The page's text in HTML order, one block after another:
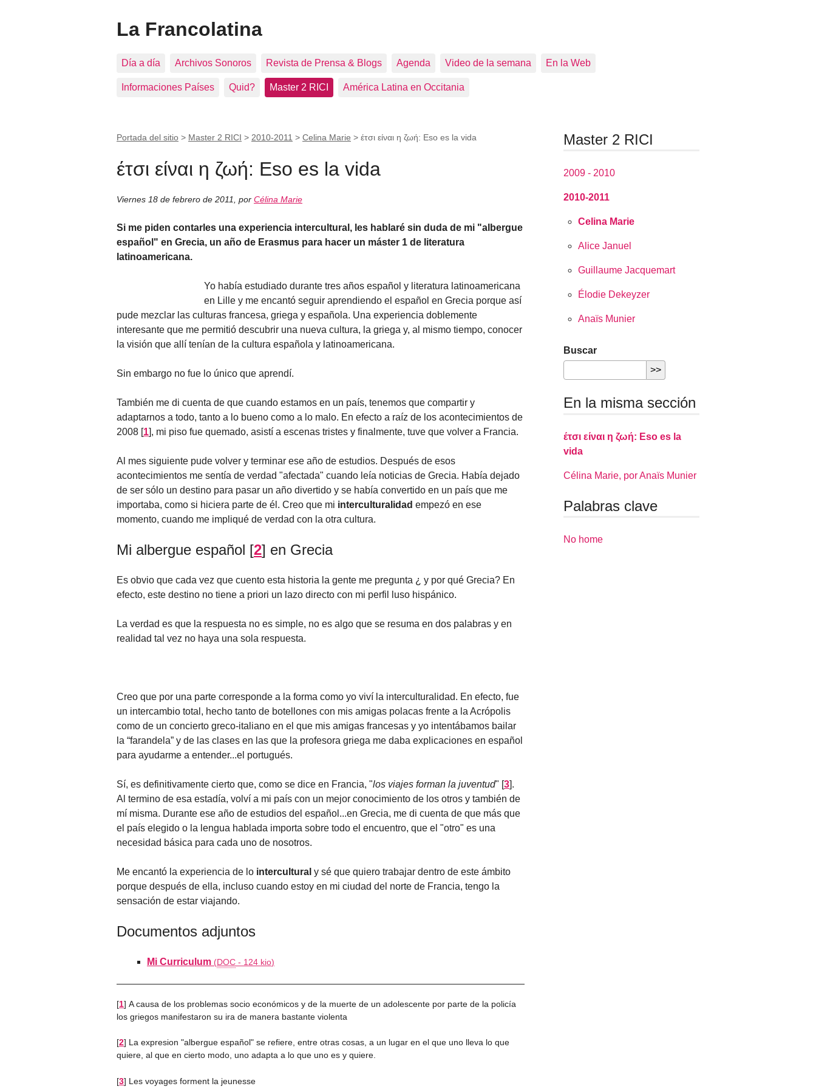
La Francolatina
Día a día Archivos Sonoros Revista de Prensa & Blogs Agenda Video de la semana En la Web
Informaciones Países Quid? Master 2 RICI América Latina en Occitania
Portada del sitio > Master 2 RICI > 2010-2011 > Celina Marie > έτσι είναι η ζωή: Eso es la vida
έτσι είναι η ζωή: Eso es la vida
Viernes 18 de febrero de 2011 por Célina Marie
Si me piden contarles una experiencia intercultural, les hablaré sin duda de mi "albergue
español" en Grecia, un año de Erasmus para hacer un máster 1 de literatura
latinoamericana.
Yo había estudiado durante tres años español y literatura latinoamericana
en Lille y me encantó seguir aprendiendo el español en Grecia porque así
pude mezclar las culturas francesa, griega y española. Una experiencia doblemente
interesante que me permitió descubrir una nueva cultura, la griega y, al mismo tiempo, conocer
la visión que allí tenían de la cultura española y latinoamericana.
Sin embargo no fue lo único que aprendí.
También me di cuenta de que cuando estamos en un país, tenemos que compartir y
adaptarnos a todo, tanto a lo bueno como a lo malo. En efecto a raíz de los acontecimientos de
2008 [1], mi piso fue quemado, asistí a escenas tristes y finalmente, tuve que volver a Francia.
Al mes siguiente pude volver y terminar ese año de estudios. Después de esos
acontecimientos me sentía de verdad "afectada" cuando leía noticias de Grecia. Había dejado
de ser sólo un destino para pasar un año divertido y se había convertido en un país que me
importaba, como si hiciera parte de él. Creo que mi interculturalidad empezó en ese
momento, cuando me impliqué de verdad con la otra cultura.
Mi albergue español [2] en Grecia
Es obvio que cada vez que cuento esta historia la gente me pregunta ¿ y por qué Grecia? En
efecto, este destino no tiene a priori un lazo directo con mi perfil luso hispánico.
La verdad es que la respuesta no es simple, no es algo que se resuma en dos palabras y en
realidad tal vez no haya una sola respuesta.
Creo que por una parte corresponde a la forma como yo viví la interculturalidad. En efecto, fue
un intercambio total, hecho tanto de botellones con mis amigas polacas frente a la Acrópolis
como de un concierto greco-italiano en el que mis amigas francesas y yo intentábamos bailar
la “farandela” y de las clases en las que la profesora griega me daba explicaciones en español
para ayudarme a entender...el portugués.
Sí, es definitivamente cierto que, como se dice en Francia, "los viajes forman la juventud" [3].
Al termino de esa estadía, volví a mi país con un mejor conocimiento de los otros y también de
mí misma. Durante ese año de estudios del español...en Grecia, me di cuenta de que más que
el país elegido o la lengua hablada importa sobre todo el encuentro, que el "otro" es una
necesidad básica para cada uno de nosotros.
Me encantó la experiencia de lo intercultural y sé que quiero trabajar dentro de este ámbito
porque después de ella, incluso cuando estoy en mi ciudad del norte de Francia, tengo la
sensación de estar viajando.
Documentos adjuntos
Mi Curriculum (DOC - 124 kio)
[1] A causa de los problemas socio económicos y de la muerte de un adolescente por parte de la policía
los griegos manifestaron su ira de manera bastante violenta
[2] La expresion "albergue español" se refiere, entre otras cosas, a un lugar en el que uno lleva lo que
quiere, al que en cierto modo, uno adapta a lo que uno es y quiere.
[3] Les voyages forment la jeunesse
Master 2 RICI
2009 - 2010
2010-2011
Celina Marie
Alice Januel
Guillaume Jacquemart
Élodie Dekeyzer
Anaïs Munier
Buscar
En la misma sección
έτσι είναι η ζωή: Eso es la
vida
Célina Marie, por Anaïs Munier
Palabras clave
No home